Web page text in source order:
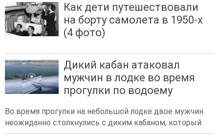
Как дети путешествовали
на борту самолета в 1950-х
(4 фото)
Дикий кабан атаковал
мужчин в лодке во время
прогулки по водоему
Во время прогулки на небольшой лодке двое мужчин
неожиданно столкнулись с диким кабаном, который